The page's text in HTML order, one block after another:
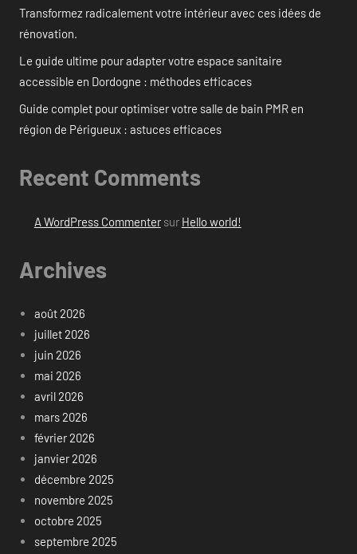
Transformez radicalement votre intérieur avec ces idées de
rénovation.
Le guide ultime pour adapter votre espace sanitaire
accessible en Dordogne : méthodes efficaces
Guide complet pour optimiser votre salle de bain PMR en
région de Périgueux : astuces efficaces
Recent Comments
A WordPress Commentersur Hello world!
Archives
août 2026
juillet 2026
juin 2026
mai 2026
avril 2026
mars 2026
février 2026
janvier 2026
décembre 2025
novembre 2025
octobre 2025
septembre 2025